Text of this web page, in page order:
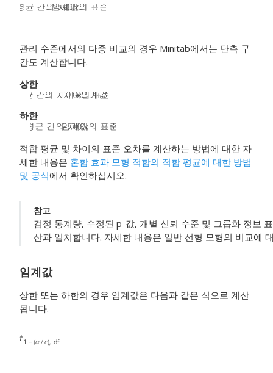
관리 수준에서의 다중 비교의 경우 Minitab에서는 단측 구
간도 계산합니다.
상한
하한
적합 평균 및 차이의 표준 오차를 계산하는 방법에 대한 자
세한 내용은 혼합 효과 모형 적합의 적합 평균에 대한 방법
및 공식에서 확인하십시오.
참고
검정 통계량, 수정된 p-값, 개별 신뢰 수준 및 그룹화 정보
산과 일치합니다. 자세한 내용은 일반 선형 모형의 비교에
임계값
상한 또는 하한의 경우 임계값은 다음과 같은 식으로 계산
됩니다.